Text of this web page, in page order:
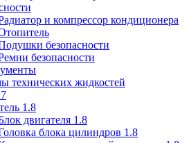
и компрессор кондиционера
безопасности
безопасности
технических жидкостей
1.8
двигателя 1.8
блока цилиндров 1.8